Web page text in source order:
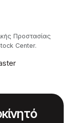
Προστασίας
Center.